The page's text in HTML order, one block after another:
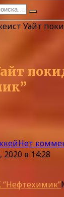
Уайт
Нет
2020 в 14:28